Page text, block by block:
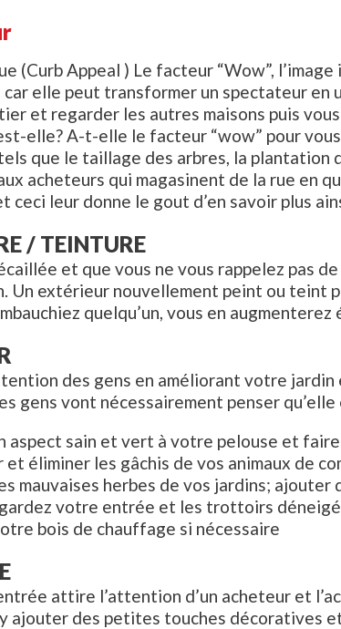
(Curb Appeal ) Le facteur “Wow”,
elle peut transformer un spectateur
et regarder les autres maisons puis
elle? A-t-elle le facteur “wow” pour
que le taillage des arbres, la plantation
acheteurs qui magasinent de la rue en
ceci leur donne le gout d’en savoir plus
/ TEINTURE
et que vous ne vous rappelez pas
Un extérieur nouvellement peint ou teint
quelqu’un, vous en
des gens en améliorant votre jardin
gens vont nécessairement penser
aspect sain et vert à votre pelouse et
éliminer les gâchis de vos animaux de
mauvaises herbes de vos jardins;
gardez votre entrée et les trottoirs
bois de chauffage si nécessaire
attire l’attention d’un acheteur et
ajouter des petites touches décoratives